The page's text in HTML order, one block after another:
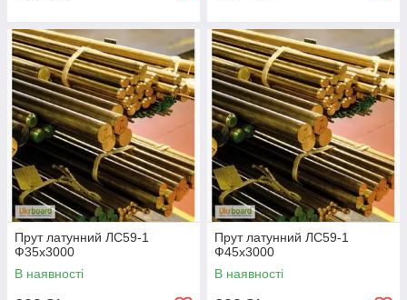
Прут латунний ЛС59-1
Ф35х3000
В наявності
Прут латунний ЛС59-1
Ф45х3000
В наявності